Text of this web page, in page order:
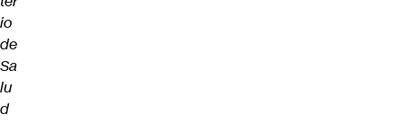
io
de
Sa
lu
d